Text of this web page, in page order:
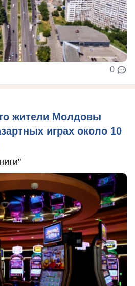
0
жители Молдовы
играх около 10